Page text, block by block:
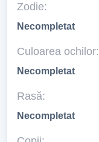
Zodie:
Necompletat
Culoarea ochilor:
Necompletat
Rasă:
Necompletat